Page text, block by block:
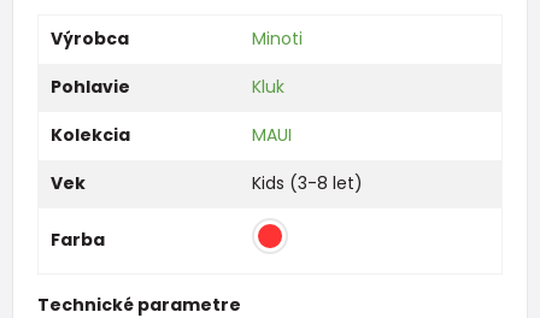
Výrobca
Minoti
Pohlavie
Kluk
Kolekcia
MAUI
Vek
Kids (3-8 let)
Farba
Technické parametre